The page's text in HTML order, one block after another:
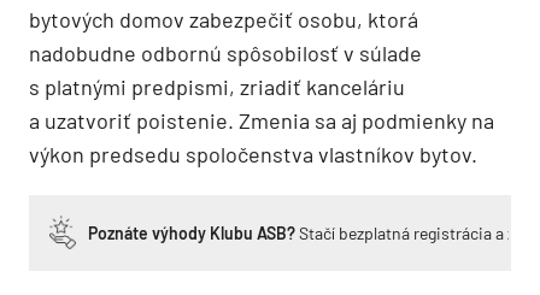
bytových domov zabezpečiť osobu, ktorá
nadobudne odbornú spôsobilosť v súlade
s platnými predpismi, zriadiť kanceláriu
a uzatvoriť poistenie. Zmenia sa aj podmienky na
výkon predsedu spoločenstva vlastníkov bytov.
Poznáte výhody Klubu ASB?Stačí bezplatná registrácia a